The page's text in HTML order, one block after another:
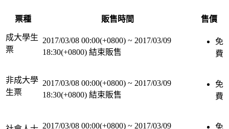
票種 販售時間 售價
成大學生
票
2017/03/08 00:00(+0800) ~ 2017/03/09
18:30(+0800) 結束販售
免
費
非成大學
生票
2017/03/08 00:00(+0800) ~ 2017/03/09
18:30(+0800) 結束販售
免
費
2017/03/08 00:00(+0800) ~ 2017/03/09 免